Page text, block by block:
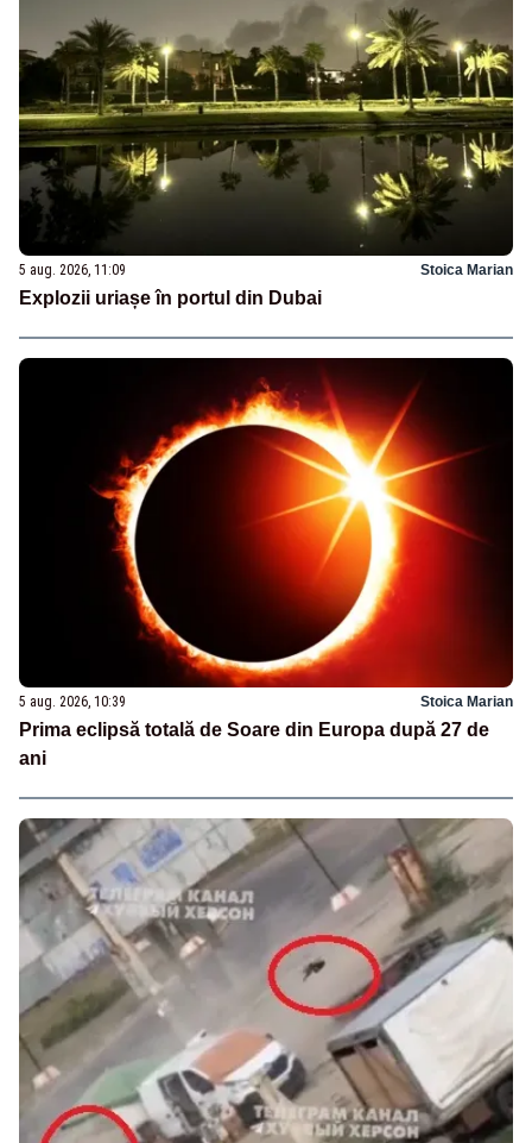
5 aug. 2026, 11:09 Stoica Marian
Explozii uriașe în portul din Dubai
5 aug. 2026, 10:39 Stoica Marian
Prima eclipsă totală de Soare din Europa după 27 de
ani